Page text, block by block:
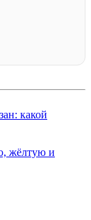
какой
жёлтую и